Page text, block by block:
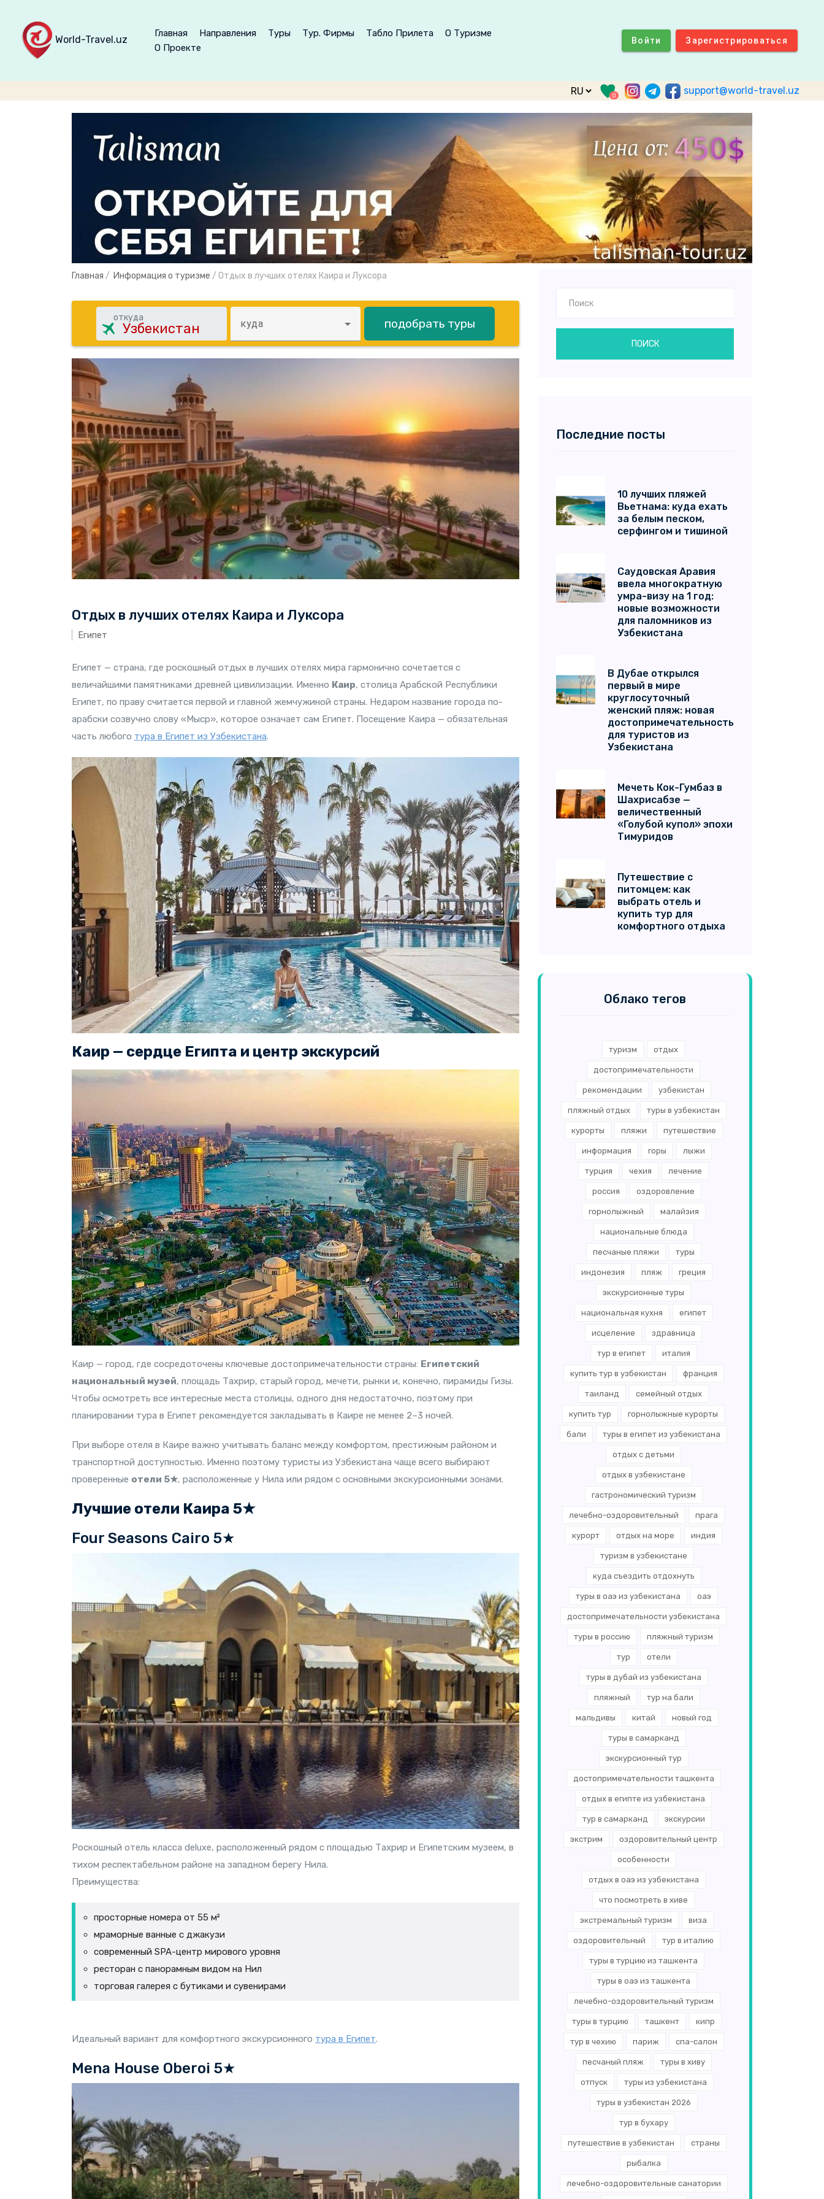
World-Travel.uz
Главная Направления Туры Тур. Фирмы Табло Прилета
О Туризме
О Проекте
Войти Зарегистрироваться
0 support@world-travel.uz
Главная / Информация о туризме / Отдых в лучших отелях Каира и Луксора
откуда
куда подобрать туры
Отдых в лучших отелях Каира и Луксора
Египет
Египет — страна, где роскошный отдых в лучших отелях мира гармонично сочетается с
величайшими памятниками древней цивилизации. Именно Каир, столица Арабской Республики
Египет, по праву считается первой и главной жемчужиной страны. Недаром название города по-
арабски созвучно слову «Мыср», которое означает сам Египет. Посещение Каира — обязательная
часть любого тура в Египет из Узбекистана.
Каир — сердце Египта и центр экскурсий
Каир — город, где сосредоточены ключевые достопримечательности страны: Египетский
национальный музей, площадь Тахрир, старый город, мечети, рынки и, конечно, пирамиды Гизы.
Чтобы осмотреть все интересные места столицы, одного дня недостаточно, поэтому при
планировании тура в Египет рекомендуется закладывать в Каире не менее 2–3 ночей.
При выборе отеля в Каире важно учитывать баланс между комфортом, престижным районом и
транспортной доступностью. Именно поэтому туристы из Узбекистана чаще всего выбирают
проверенные отели 5★, расположенные у Нила или рядом с основными экскурсионными зонами.
Лучшие отели Каира 5★
Four Seasons Cairo 5★
Роскошный отель класса deluxe, расположенный рядом с площадью Тахрир и Египетским музеем, в
тихом респектабельном районе на западном берегу Нила.
Преимущества:
просторные номера от 55 м²
мраморные ванные с джакузи
современный SPA-центр мирового уровня
ресторан с панорамным видом на Нил
торговая галерея с бутиками и сувенирами
Идеальный вариант для комфортного экскурсионного тура в Египет.
Mena House Oberoi 5★
ПОИСК
Последние посты
10 лучших пляжей
Вьетнама: куда ехать
за белым песком,
серфингом и тишиной
Саудовская Аравия
ввела многократную
умра-визу на 1 год:
новые возможности
для паломников из
Узбекистана
В Дубае открылся
первый в мире
круглосуточный
женский пляж: новая
достопримечательность
для туристов из
Узбекистана
Мечеть Кок-Гумбаз в
Шахрисабзе —
величественный
«Голубой купол» эпохи
Тимуридов
Путешествие с
питомцем: как
выбрать отель и
купить тур для
комфортного отдыха
Облако тегов
туризм отдых
достопримечательности
рекомендации узбекистан
пляжный отдых туры в узбекистан
курорты пляжи путешествие
информация горы лыжи
турция чехия лечение
россия оздоровление
горнолыжный малайзия
национальные блюда
песчаные пляжи туры
индонезия пляж греция
экскурсионные туры
национальная кухня египет
исцеление здравница
тур в египет италия
купить тур в узбекистан франция
таиланд семейный отдых
купить тур горнолыжные курорты
бали туры в египет из узбекистана
отдых с детьми
отдых в узбекистане
гастрономический туризм
лечебно-оздоровительный прага
курорт отдых на море индия
туризм в узбекистане
куда съездить отдохнуть
туры в оаэ из узбекистана оаэ
достопримечательности узбекистана
туры в россию пляжный туризм
тур отели
туры в дубай из узбекистана
пляжный тур на бали
мальдивы китай новый год
туры в самарканд
экскурсионный тур
достопримечательности ташкента
отдых в египте из узбекистана
тур в самарканд экскурсии
экстрим оздоровительный центр
особенности
отдых в оаэ из узбекистана
что посмотреть в хиве
экстремальный туризм виза
оздоровительный тур в италию
туры в турцию из ташкента
туры в оаэ из ташкента
лечебно-оздоровительный туризм
туры в турцию ташкент кипр
тур в чехию париж спа-салон
песчаный пляж туры в хиву
отпуск туры из узбекистана
туры в узбекистан 2026
тур в бухару
путешествие в узбекистан страны
рыбалка
лечебно-оздоровительные санатории